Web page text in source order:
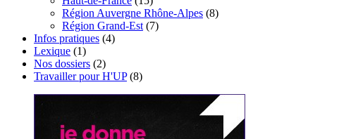
Région Auvergne Rhône-Alpes (8)
Région Grand-Est (7)
Infos pratiques (4)
Lexique (1)
Nos dossiers (2)
Travailler pour H'UP(8)